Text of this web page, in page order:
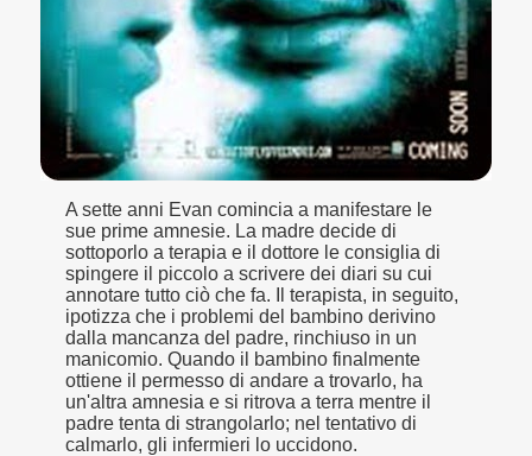
A sette anni Evan comincia a manifestare le
sue prime amnesie. La madre decide di
sottoporlo a terapia e il dottore le consiglia di
spingere il piccolo a scrivere dei diari su cui
annotare tutto ciò che fa. Il terapista, in seguito,
ipotizza che i problemi del bambino derivino
dalla mancanza del padre, rinchiuso in un
manicomio. Quando il bambino finalmente
ottiene il permesso di andare a trovarlo, ha
un'altra amnesia e si ritrova a terra mentre il
padre tenta di strangolarlo; nel tentativo di
calmarlo, gli infermieri lo uccidono.
Se Ti Piacciono nel mese di Maggio 2013.
minacce e la vita sotto scorta.
e nel sogno di dominio della camorra.
40 milioni di insetti appositamente allevati.
nella cultura contemporanea.
Dark Secret – Rhapsody of Fire.
Se Ti Piacciono nel mese di Luglio 2013.